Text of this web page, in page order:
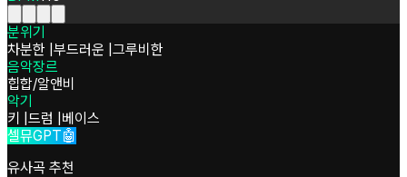
분위기
차분한 부드러운 그루비한
음악장르
힙합/알앤비
악기
키 드럼
베이스
셀뮤GPT🤖
유사곡 추천